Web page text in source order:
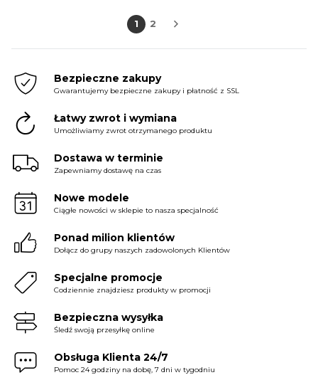
233.30 zł.
79.99 zł.
1 2
Bezpieczne zakupy
Gwarantujemy bezpieczne zakupy i płatność z SSL
Łatwy zwrot i wymiana
Umożliwiamy zwrot otrzymanego produktu
Dostawa w terminie
Zapewniamy dostawę na czas
Nowe modele
Ciągłe nowości w sklepie to nasza specjalność
Ponad milion klientów
Dołącz do grupy naszych zadowolonych Klientów
Specjalne promocje
Codziennie znajdziesz produkty w promocji
Bezpieczna wysyłka
Śledź swoją przesyłkę online
Obsługa Klienta 24/7
Pomoc 24 godziny na dobę, 7 dni w tygodniu